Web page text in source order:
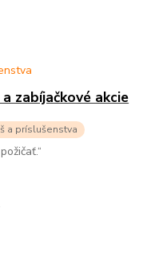
zabíjačkové akcie
a príslušenstva